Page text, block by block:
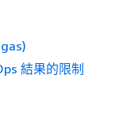
結果的限制